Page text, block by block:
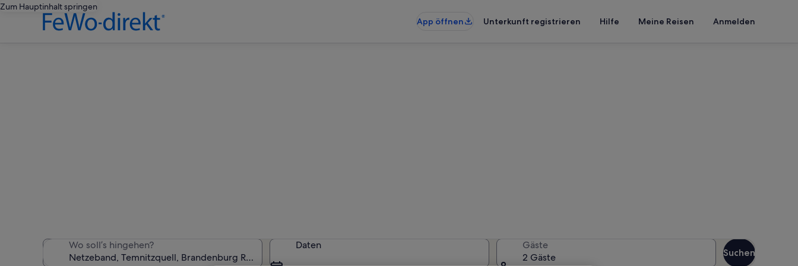
Zum Hauptinhalt springen
App öffnen
Unterkunft registrieren Hilfe Meine Reisen Anmelden
Wo soll’s hingehen? Daten
Gäste
2 Gäste
Suchen